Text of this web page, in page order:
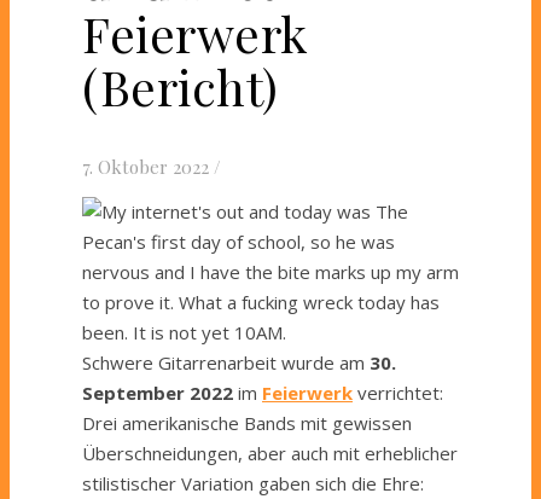
Feierwerk
(Bericht)
7. Oktober 2022 /
Schwere Gitarrenarbeit wurde am 30.
September 2022 im Feierwerk verrichtet:
Drei amerikanische Bands mit gewissen
Überschneidungen, aber auch mit erheblicher
stilistischer Variation gaben sich die Ehre: